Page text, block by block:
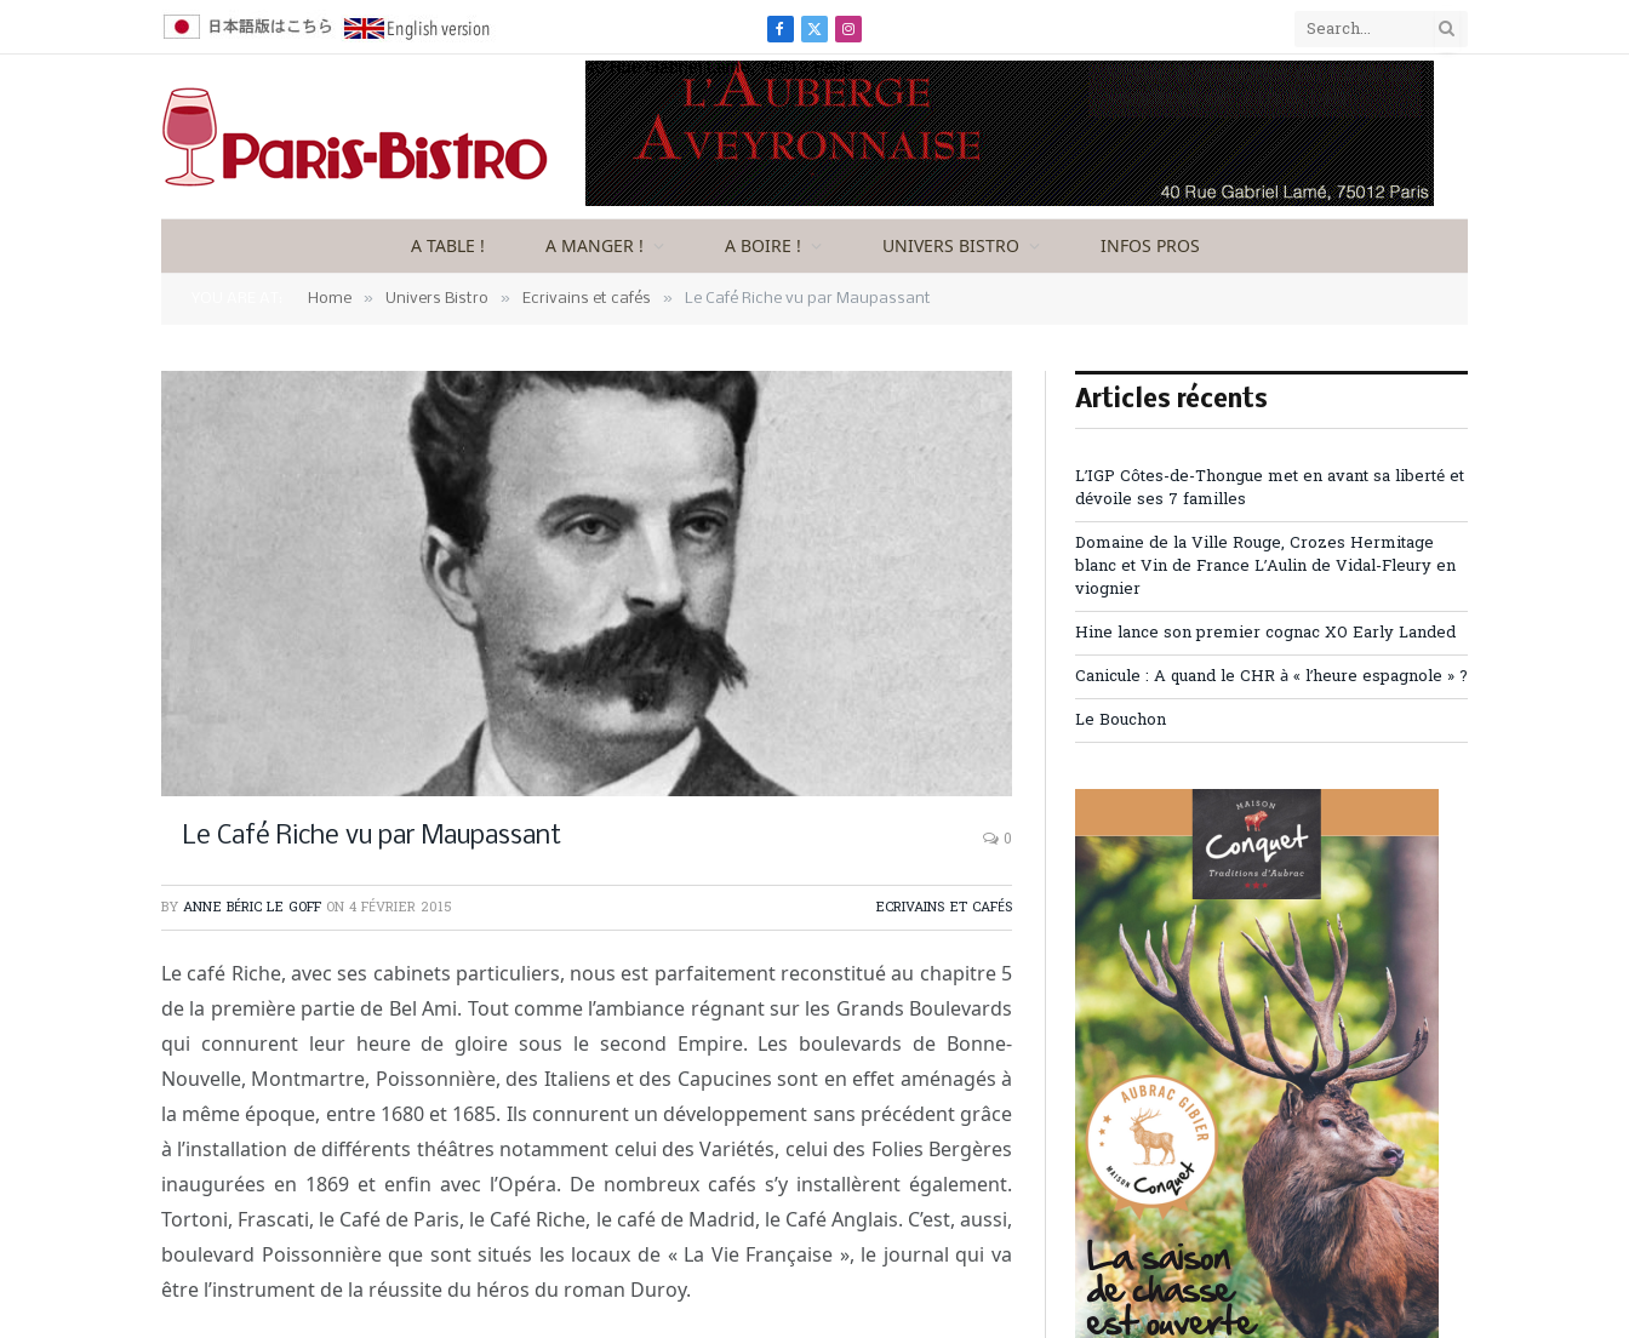
Facebook
X
(Twitter)
Instagram
A TABLE ! A MANGER ! A BOIRE ! UNIVERS BISTRO INFOS PROS
Home » Univers Bistro » Ecrivains et cafés » Le Café Riche vu par Maupassant
Le Café Riche vu par Maupassant 0
BY ANNE BÉRIC LE GOFF ON 4 FÉVRIER 2015 ECRIVAINS ET CAFÉS
Le café Riche, avec ses cabinets particuliers, nous est parfaitement reconstitué au chapitre 5
de la première partie de Bel Ami. Tout comme l’ambiance régnant sur les Grands Boulevards
qui connurent leur heure de gloire sous le second Empire. Les boulevards de Bonne-
Nouvelle, Montmartre, Poissonnière, des Italiens et des Capucines sont en effet aménagés à
la même époque, entre 1680 et 1685. Ils connurent un développement sans précédent grâce
à l’installation de différents théâtres notamment celui des Variétés, celui des Folies Bergères
inaugurées en 1869 et enfin avec l’Opéra. De nombreux cafés s’y installèrent également.
Tortoni, Frascati, le Café de Paris, le Café Riche, le café de Madrid, le Café Anglais. C’est, aussi,
boulevard Poissonnière que sont situés les locaux de « La Vie Française », le journal qui va
être l’instrument de la réussite du héros du roman Duroy.
Articles récents
L’IGP Côtes-de-Thongue met en avant sa liberté et
dévoile ses 7 familles
Domaine de la Ville Rouge, Crozes Hermitage
blanc et Vin de France L’Aulin de Vidal-Fleury en
viognier
Hine lance son premier cognac XO Early Landed
Canicule : A quand le CHR à « l’heure espagnole » ?
Le Bouchon